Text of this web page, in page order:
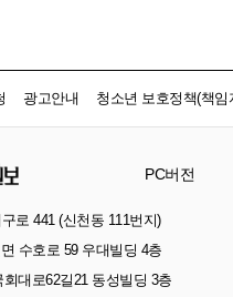
광고안내 청소년 보호정책(책임
PC버전
로 441 (신천동 111번지)
수호로 59 우대빌딩 4층
대로62길21 동성빌딩 3층